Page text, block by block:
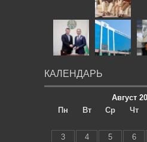
КАЛЕНДАРЬ
Август
Пн
Вт Ср Чт
3
4 5 6